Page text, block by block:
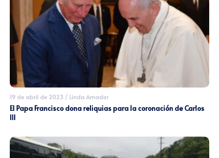
19 de abril de 2023 / Linda Amador
El Papa Francisco dona reliquias para la coronación de Carlos
III